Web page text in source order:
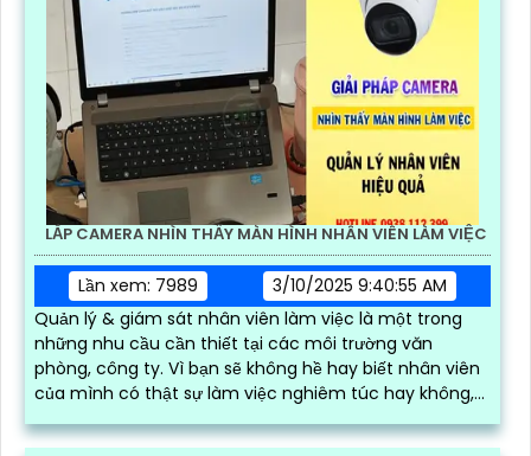
LẮP CAMERA NHÌN THẤY MÀN HÌNH NHÂN VIÊN LÀM VIỆC
Lần xem: 7989
3/10/2025 9:40:55 AM
Quản lý & giám sát nhân viên làm việc là một trong
những nhu cầu cần thiết tại các môi trường văn
phòng, công ty. Vì bạn sẽ không hề hay biết nhân viên
của mình có thật sự làm việc nghiêm túc hay không,
việc kém